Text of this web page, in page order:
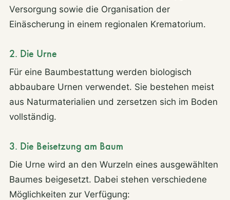
Versorgung sowie die Organisation der
Einäscherung in einem regionalen Krematorium.
2. Die Urne
Für eine Baumbestattung werden biologisch
abbaubare Urnen verwendet. Sie bestehen meist
aus Naturmaterialien und zersetzen sich im Boden
vollständig.
3. Die Beisetzung am Baum
Die Urne wird an den Wurzeln eines ausgewählten
Baumes beigesetzt. Dabei stehen verschiedene
Möglichkeiten zur Verfügung: